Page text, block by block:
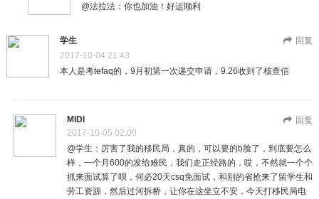
@法拉法：你也加油！好运顺利
学生
回复
2017-10-04 21:43
本人是考tefaq的，9月初第一次递交申请，9.26收到了核查信
MIDI
回复
2017-10-05 02:00
@学生：厉害了我的移民局，真的，可以要的b脸了，到底要怎么
样，一个月600的发给难民，我们走正经路的，哎，不然就一个个
抓来面试算了呗，何必20天csq免面试，和别的省抢来了留学生和
劳工资源，然后过河拆桥，让你在这坐立不安，今天打移民局电